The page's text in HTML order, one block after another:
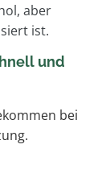
aber
ist.
und
bei